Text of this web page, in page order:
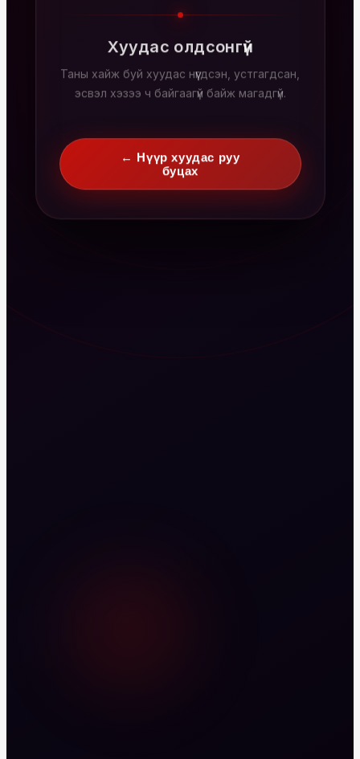
Хуудас олдсонгүй
Таны хайж буй хуудас нүүгдсэн, устгагдсан,
эсвэл хэзээ ч байгаагүй байж магадгүй.
← Нүүр хуудас руу
буцах